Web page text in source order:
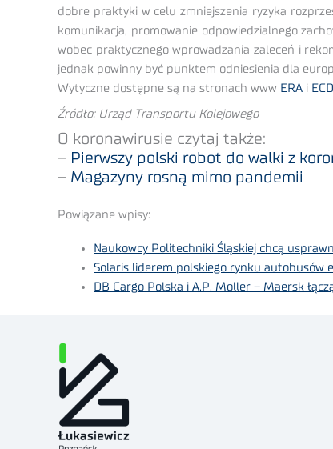
dobre praktyki w celu zmniejszenia ryzyka
komunikacja, promowanie odpowiedzialnego
wobec praktycznego wprowadzania zaleceń i
jednak powinny być punktem odniesienia dla
Wytyczne dostępne są na stronach www ERA i
Źródło: Urząd Transportu Kolejowego
O koronawirusie czytaj także:
– Pierwszy polski robot do walki z
– Magazyny rosną mimo pandemii
Powiązane wpisy:
Naukowcy Politechniki Śląskiej chcą
Solaris liderem polskiego rynku autobusów
DB Cargo Polska i A.P. Moller – Maersk